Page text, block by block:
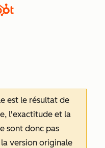
est le résultat de
l'exactitude et la
sont donc pas
version originale